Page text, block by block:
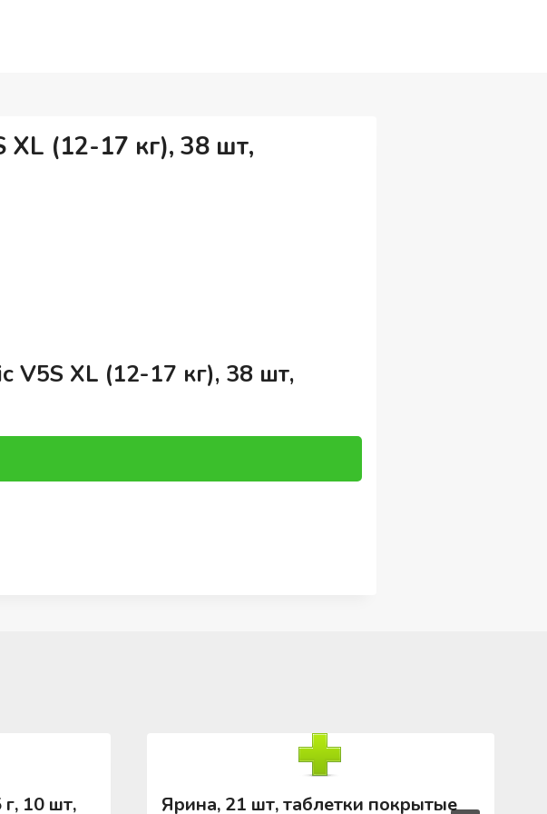
XL (12-17 кг), 38 шт,
V5S XL (12-17 кг), 38 шт,
10 шт, Ярина, 21 шт, таблетки покрытые